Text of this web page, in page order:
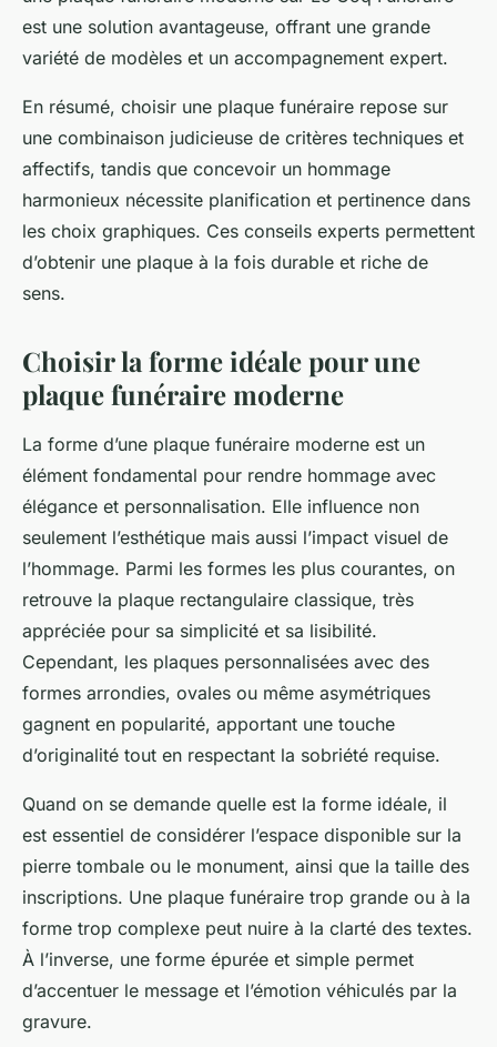
est une solution avantageuse, offrant une grande
variété de modèles et un accompagnement expert.
En résumé, choisir une plaque funéraire repose sur
une combinaison judicieuse de critères techniques et
affectifs, tandis que concevoir un hommage
harmonieux nécessite planification et pertinence dans
les choix graphiques. Ces conseils experts permettent
d’obtenir une plaque à la fois durable et riche de
sens.
Choisir la forme idéale pour une
plaque funéraire moderne
La forme d’une plaque funéraire moderne est un
élément fondamental pour rendre hommage avec
élégance et personnalisation. Elle influence non
seulement l’esthétique mais aussi l’impact visuel de
l’hommage. Parmi les formes les plus courantes, on
retrouve la plaque rectangulaire classique, très
appréciée pour sa simplicité et sa lisibilité.
Cependant, les plaques personnalisées avec des
formes arrondies, ovales ou même asymétriques
gagnent en popularité, apportant une touche
d’originalité tout en respectant la sobriété requise.
Quand on se demande quelle est la forme idéale, il
est essentiel de considérer l’espace disponible sur la
pierre tombale ou le monument, ainsi que la taille des
inscriptions. Une plaque funéraire trop grande ou à la
forme trop complexe peut nuire à la clarté des textes.
À l’inverse, une forme épurée et simple permet
d’accentuer le message et l’émotion véhiculés par la
gravure.